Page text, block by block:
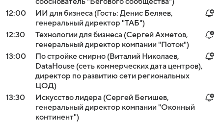
12:00
ИИ для бизнеса (Гость: Денис Беляев,
генеральный директор "ТАБ")
12:30
Технологии для бизнеса (Сергей Ахметов,
генеральный директор компании "Поток")
13:00
По стройке смирно (Виталий Николаев,
DataHouse (сеть коммерческих дата центров),
директор по развитию сети региональных
ЦОД)
13:30
Искусство лидера (Сергей Бегишев,
генеральный директор компании "Оконный
континент")